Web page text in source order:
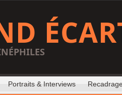
Portraits & Interviews